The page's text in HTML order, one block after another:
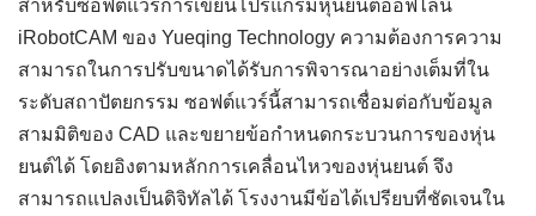
สำหรับซอฟต์แวร์การเขียนโปรแกรมหุ่นยนต์ออฟไลน์
iRobotCAM ของ Yueqing Technology ความต้องการความ
สามารถในการปรับขนาดได้รับการพิจารณาอย่างเต็มที่ใน
ระดับสถาปัตยกรรม ซอฟต์แวร์นี้สามารถเชื่อมต่อกับข้อมูล
สามมิติของ CAD และขยายข้อกำหนดกระบวนการของหุ่น
ยนต์ได้ โดยอิงตามหลักการเคลื่อนไหวของหุ่นยนต์ จึง
สามารถแปลงเป็นดิจิทัลได้ โรงงานมีข้อได้เปรียบที่ชัดเจนใน